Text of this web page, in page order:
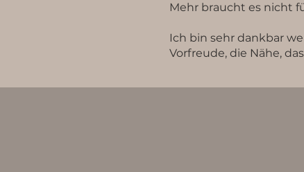
Mehr braucht es nicht
Ich bin sehr dankbar
Vorfreude, die Nähe,